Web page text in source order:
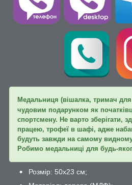
Медальниця (вішалка, тримач
чудовим подарунком як
спортсмену. Не варто зберігати,
працею, трофеї в шафі, адже
будуть завжди на самому видному
Робимо медальниці для будь-
Розмір: 50х23 см;